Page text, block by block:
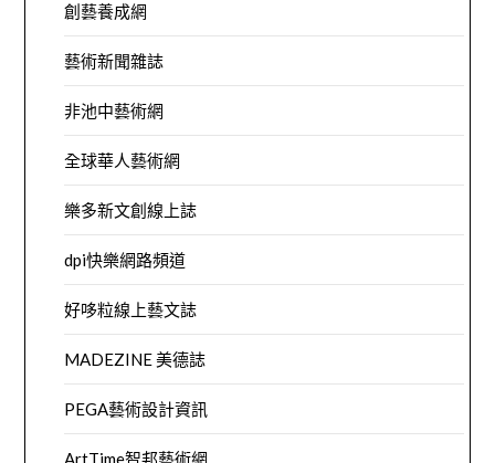
創藝養成網
藝術新聞雜誌
非池中藝術網
全球華人藝術網
樂多新文創線上誌
dpi快樂網路頻道
好哆粒線上藝文誌
MADEZINE 美德誌
PEGA藝術設計資訊
ArtTime智邦藝術網